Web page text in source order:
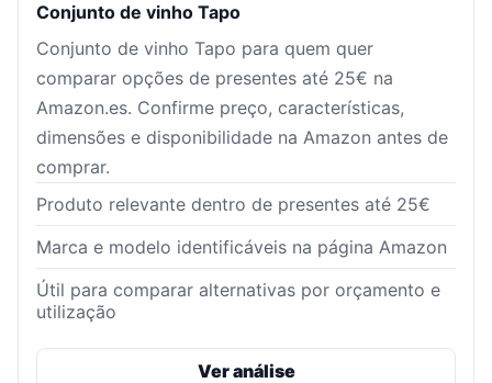
Conjunto de vinho Tapo
Conjunto de vinho Tapo para quem quer
comparar opções de presentes até 25€ na
Amazon.es. Confirme preço, características,
dimensões e disponibilidade na Amazon antes de
comprar.
Produto relevante dentro de presentes até 25€
Marca e modelo identificáveis na página Amazon
Útil para comparar alternativas por orçamento e
utilização
Ver análise